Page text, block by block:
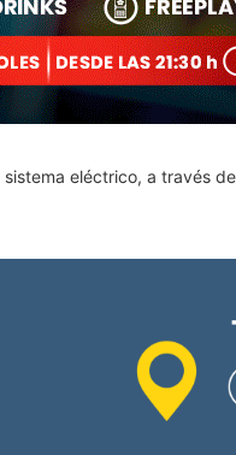
eléctrico, a través